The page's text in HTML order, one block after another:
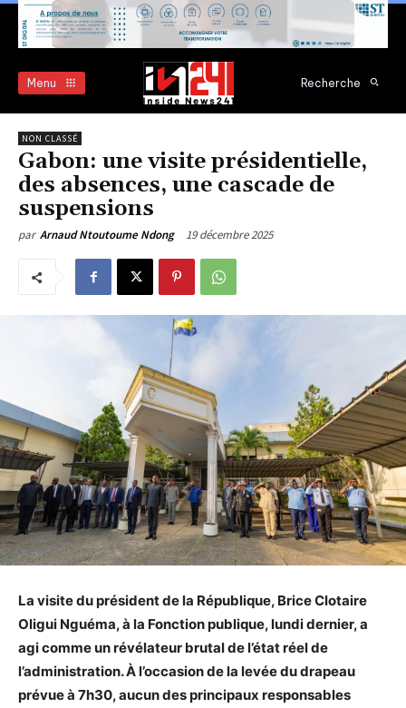
Menu Recherche
NON CLASSÉ
Gabon: une visite présidentielle,
des absences, une cascade de
suspensions
par Arnaud Ntoutoume Ndong 19 décembre 2025
La visite du président de la République, Brice Clotaire
Oligui Nguéma, à la Fonction publique, lundi dernier, a
agi comme un révélateur brutal de l’état réel de
l’administration. À l’occasion de la levée du drapeau
prévue à 7h30, aucun des principaux responsables